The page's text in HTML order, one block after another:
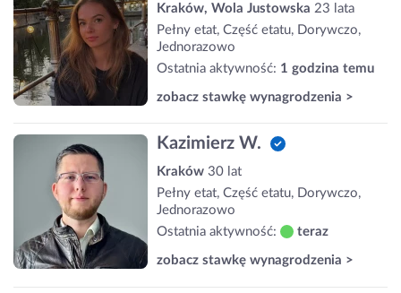
Kraków, Wola Justowska 23 lata
Pełny etat, Część etatu, Dorywczo,
Jednorazowo
Ostatnia aktywność: 1 godzina temu
zobacz stawkę wynagrodzenia >
Kazimierz W.
Kraków 30 lat
Pełny etat, Część etatu, Dorywczo,
Jednorazowo
Ostatnia aktywność:
teraz
zobacz stawkę wynagrodzenia >